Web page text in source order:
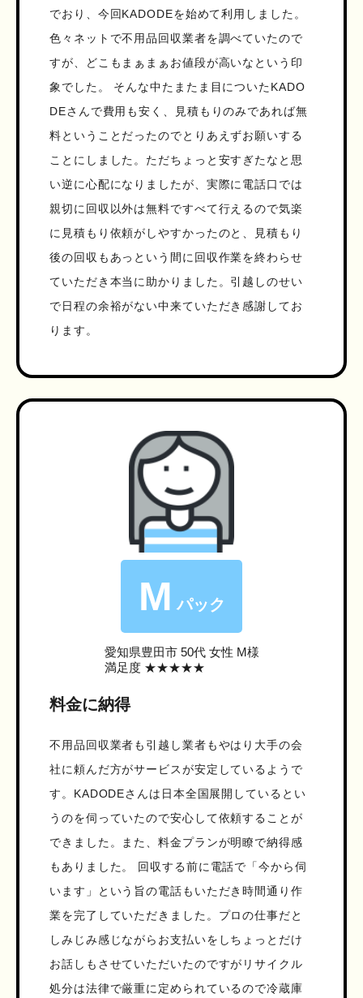
でおり、今回KADODEを始めて利用しました。
色々ネットで不用品回収業者を調べていたので
すが、どこもまぁまぁお値段が高いなという印
象でした。 そんな中たまたま目についたKADO
DEさんで費用も安く、見積もりのみであれば無
料ということだったのでとりあえずお願いする
ことにしました。ただちょっと安すぎたなと思
い逆に心配になりましたが、実際に電話口では
親切に回収以外は無料ですべて行えるので気楽
に見積もり依頼がしやすかったのと、見積もり
後の回収もあっという間に回収作業を終わらせ
ていただき本当に助かりました。引越しのせい
で日程の余裕がない中来ていただき感謝してお
ります。
M パック
愛知県豊田市50代 女性 M様
満足度 ★★★★★
料金に納得
不用品回収業者も引越し業者もやはり大手の会
社に頼んだ方がサービスが安定しているようで
す。KADODEさんは日本全国展開しているとい
うのを伺っていたので安心して依頼することが
できました。また、料金プランが明瞭で納得感
もありました。 回収する前に電話で「今から伺
います」という旨の電話もいただき時間通り作
業を完了していただきました。プロの仕事だと
しみじみ感じながらお支払いをしちょっとだけ
お話しもさせていただいたのですがリサイクル
処分は法律で厳重に定められているので冷蔵庫